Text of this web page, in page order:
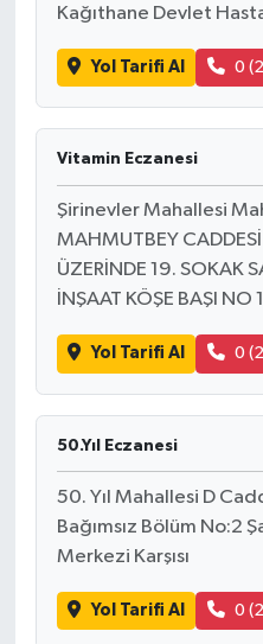
Kağıthane Devlet
Yol Tarifi Al 0
Vitamin Eczanesi
Şirinevler Mahallesi
MAHMUTBEY
ÜZERİNDE 19. SOKAK
İNŞAAT KÖŞE BAŞI NO
Yol Tarifi Al 0
50.Yıl Eczanesi
50. Yıl Mahallesi D
Bağımsız Bölüm No:2
Merkezi Karşısı
Yol Tarifi Al 0